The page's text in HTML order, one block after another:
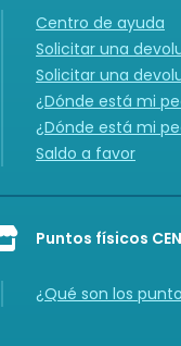
Centro de ayuda
Solicitar una
Solicitar una
¿Dónde está mi
¿Dónde está mi
Saldo a favor
Icon of store
Puntos físicos CEN
¿Qué son los